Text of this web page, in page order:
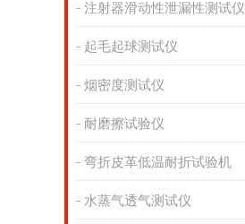
注射器滑动性泄漏性测试仪
起毛起球测试仪
烟密度测试仪
耐磨擦试验仪
弯折皮革低温耐折试验机
水蒸气透气测试仪